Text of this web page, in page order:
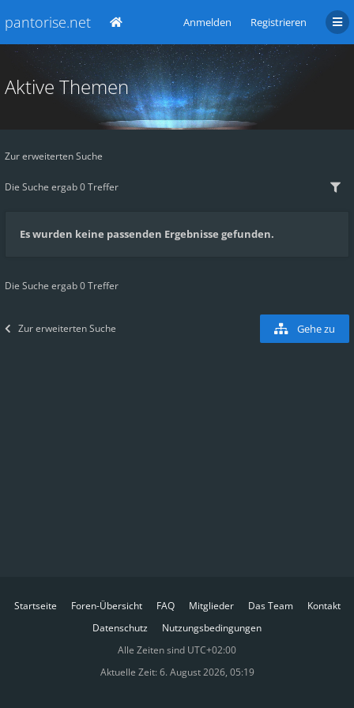
pantorise.net Anmelden Registrieren
Aktive Themen
Zur erweiterten Suche
Die Suche ergab 0 Treffer
Es wurden keine passenden Ergebnisse gefunden.
Die Suche ergab 0 Treffer
Zur erweiterten Suche Gehe zu
Startseite Foren-Übersicht FAQ Mitglieder Das Team
Kontakt
Datenschutz
Nutzungsbedingungen
Alle Zeiten sind UTC+02:00
Aktuelle Zeit: 6. August 2026, 05:19